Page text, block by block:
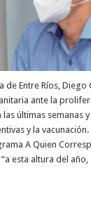
de Entre Ríos, Diego
ante la
últimas semanas
y la
A Quien
esta altura del